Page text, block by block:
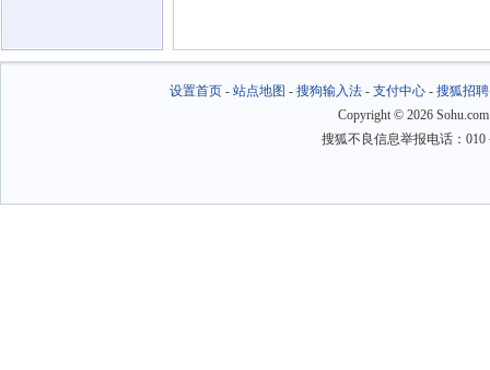
设置首页- 站点地图 - 搜狗输入法- 支付中心- 搜狐招聘
Copyright © 2026
搜狐不良信息举报电话：010